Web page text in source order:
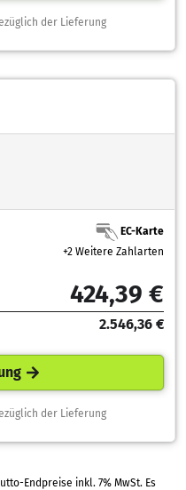
der Lieferung
EC-Karte
+2 Weitere Zahlarten
424,39 €
2.546,36 €
der Lieferung
inkl. 7% MwSt. Es